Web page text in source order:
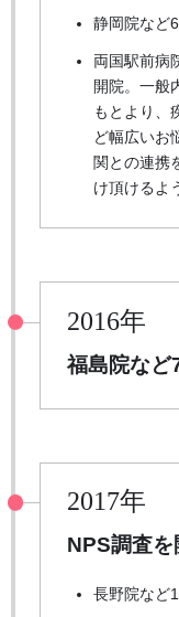
静岡院など6
両国駅前病
開院。一般
もとより、
ど幅広いお
関との連携
け頂けるよ
2016年
福島院など
2017年
NPS調査を
長野院など